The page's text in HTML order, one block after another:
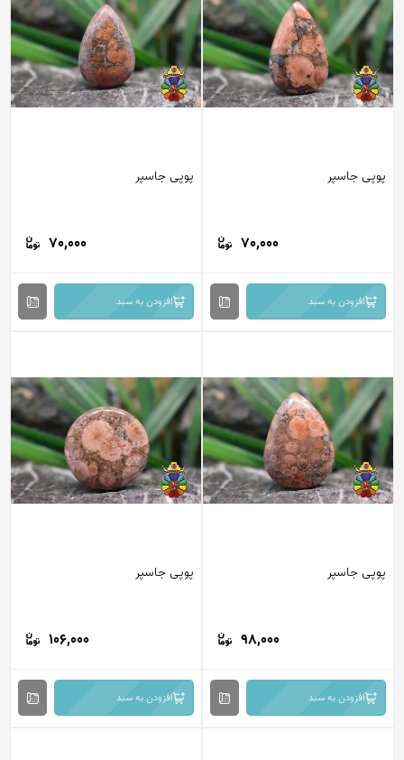
پوپی جاسپر
70,000
افزودن به سبد
پوپی جاسپر
70,000
افزودن به سبد
پوپی جاسپر
98,000
افزودن به سبد
پوپی جاسپر
106,000
افزودن به سبد